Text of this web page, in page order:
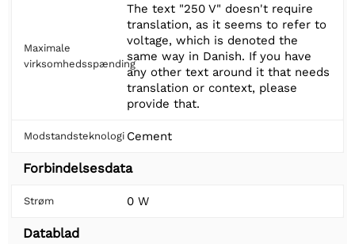
Maximale
virksomhedsspænding
The text "250 V" doesn't require
translation, as it seems to refer to
voltage, which is denoted the
same way in Danish. If you have
any other text around it that needs
translation or context, please
provide that.
Modstandsteknologi Cement
Forbindelsesdata
Strøm 0 W
Datablad